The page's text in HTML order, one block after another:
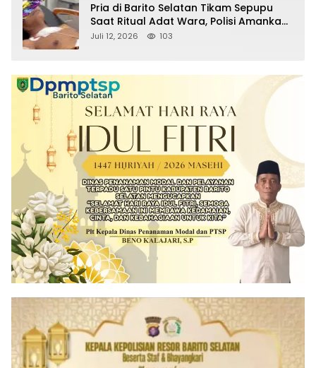
Pria di Barito Selatan Tikam Sepupu
Saat Ritual Adat Wara, Polisi Amankan
Pelaku
Juli 12, 2026 103